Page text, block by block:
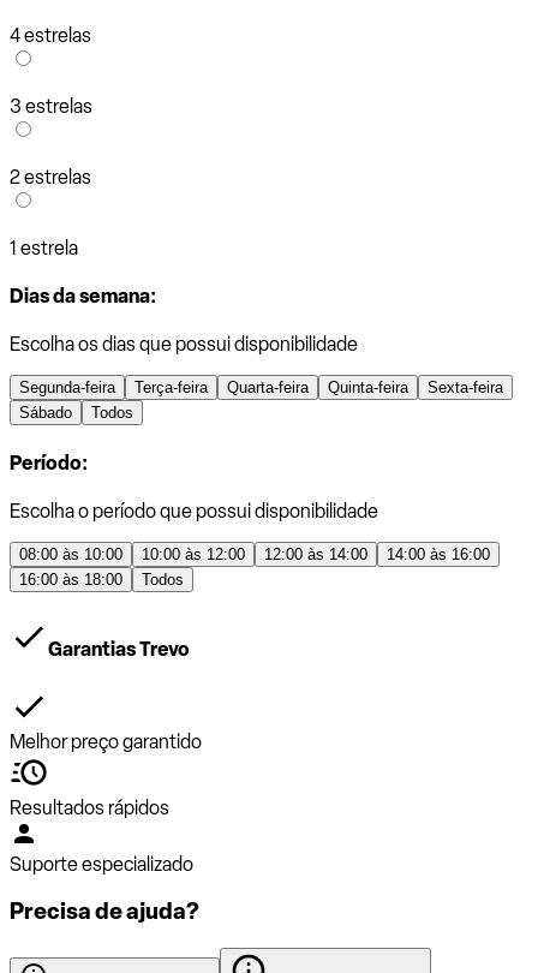
4 estrelas
3 estrelas
2 estrelas
1 estrela
Dias da semana:
Escolha os dias que possui disponibilidade
Segunda-feira Terça-feira Quarta-feira Quinta-feira
Sexta-feira
Sábado
Todos
Período:
Escolha o período que possui disponibilidade
08:00 às 10:00 10:00 às 12:00 12:00 às 14:00
14:00 às 16:00
16:00 às 18:00
Todos
Garantias Trevo
Melhor preço garantido
Resultados rápidos
Suporte especializado
Precisa de ajuda?